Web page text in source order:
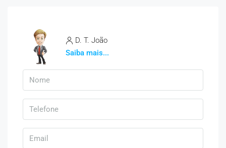
D. T. João
Saiba mais...